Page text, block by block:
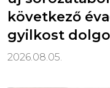
következő
gyilkost
2026.08.05.